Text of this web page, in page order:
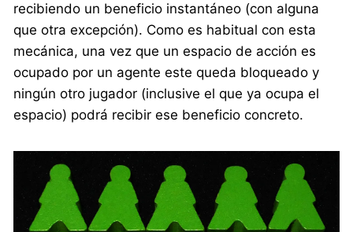
recibiendo un beneficio instantáneo (con alguna
que otra excepción). Como es habitual con esta
mecánica, una vez que un espacio de acción es
ocupado por un agente este queda bloqueado y
ningún otro jugador (inclusive el que ya ocupa el
espacio) podrá recibir ese beneficio concreto.